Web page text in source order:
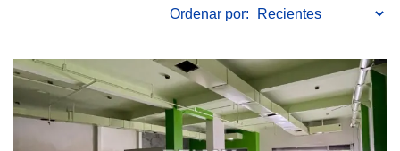
Ordenar por: